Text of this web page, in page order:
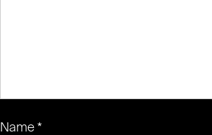
Name *